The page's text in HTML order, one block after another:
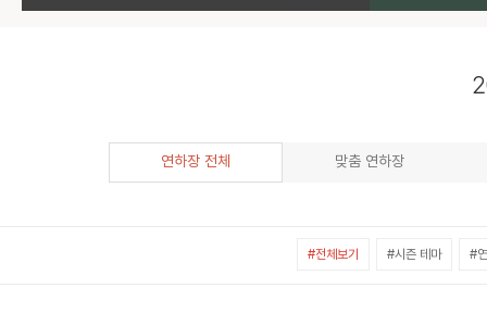
연하장 전체 맞춤 연하장
#전체보기 #시즌 테마 #